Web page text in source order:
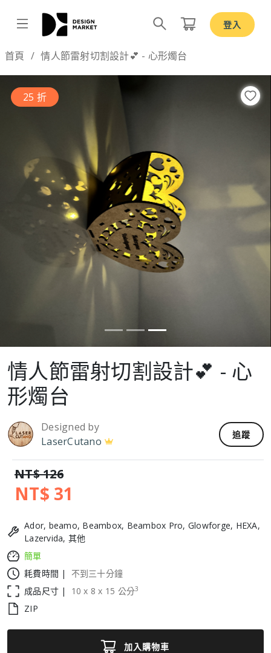
登入
首頁 情人節雷射切割設計💕 - 心形燭台
25 折
Previous
情人節雷射切割設計💕 - 心
形燭台
Designed by
LaserCutano
追蹤
NT$ 126
NT$ 31
Ador, beamo, Beambox, Beambox Pro, Glowforge, HEXA,
Lazervida, 其他
簡單
耗費時間 |
不到三十分鐘
成品尺寸 |
10 x 8 x 15 公分3
ZIP
加入購物車